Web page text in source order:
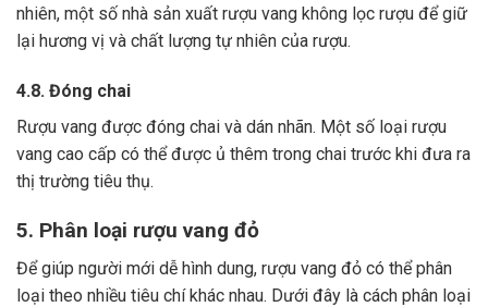
nhiên, một số nhà sản xuất rượu vang không lọc rượu để giữ
lại hương vị và chất lượng tự nhiên của rượu.
4.8. Đóng chai
Rượu vang được đóng chai và dán nhãn. Một số loại rượu
vang cao cấp có thể được ủ thêm trong chai trước khi đưa ra
thị trường tiêu thụ.
5. Phân loại rượu vang đỏ
Để giúp người mới dễ hình dung, rượu vang đỏ có thể phân
loại theo nhiều tiêu chí khác nhau. Dưới đây là cách phân loại